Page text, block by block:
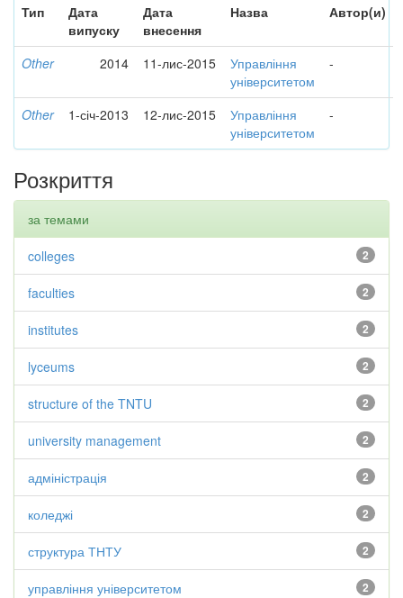
Тип
Дата
випуску
Дата
внесення
Назва Автор(и)
Other 2014 11-лис-2015
Управління
університетом
-
Other 1-січ-2013 12-лис-2015
Управління
університетом
-
Розкриття
за темами
2
colleges
2
faculties
2
institutes
2
lyceums
2
structure of the TNTU
2
university management
2
адміністрація
2
коледжі
2
структура ТНТУ
2
управління університетом